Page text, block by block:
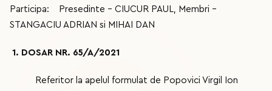
Participa: Presedinte - CIUCUR PAUL, Membri -
STANGACIU ADRIAN si MIHAI DAN
1. DOSAR NR. 65/A/2021
Referitor la apelul formulat de Popovici Virgil Ion